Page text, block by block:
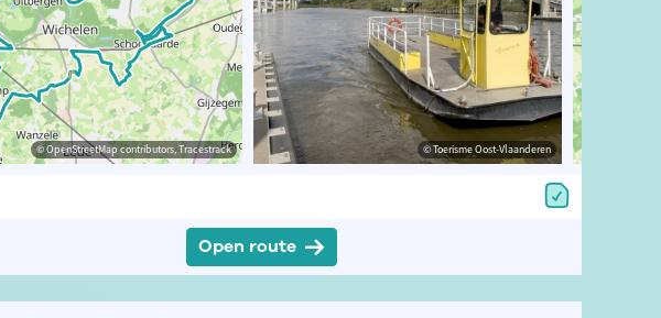
© OpenStreetMap contributors, Tracestrack © Toerisme Oost-Vlaanderen
© OpenStreetMap contributors, Tracestrack © Toerisme Oost-Vlaanderen
Open route